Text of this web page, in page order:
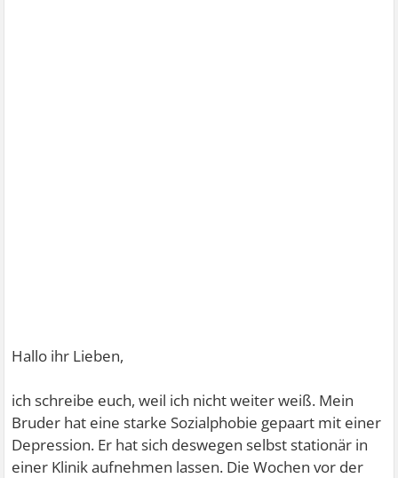
Hallo ihr Lieben,
ich schreibe euch, weil ich nicht weiter weiß. Mein
Bruder hat eine starke Sozialphobie gepaart mit einer
Depression. Er hat sich deswegen selbst stationär in
einer Klinik aufnehmen lassen. Die Wochen vor der